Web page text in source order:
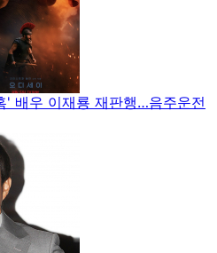
' 배우 이재룡 재판행…음주운전